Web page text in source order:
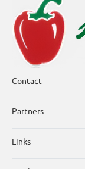
Contact
Partners
Links